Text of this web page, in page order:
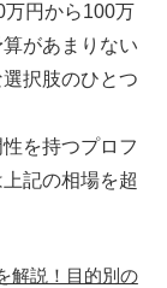
万円から100万
があまりない
択肢のひとつ
を持つプロフ
記の相場を超
解説！目的別の